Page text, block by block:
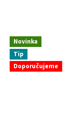
Novinka
Tip
Doporučujeme